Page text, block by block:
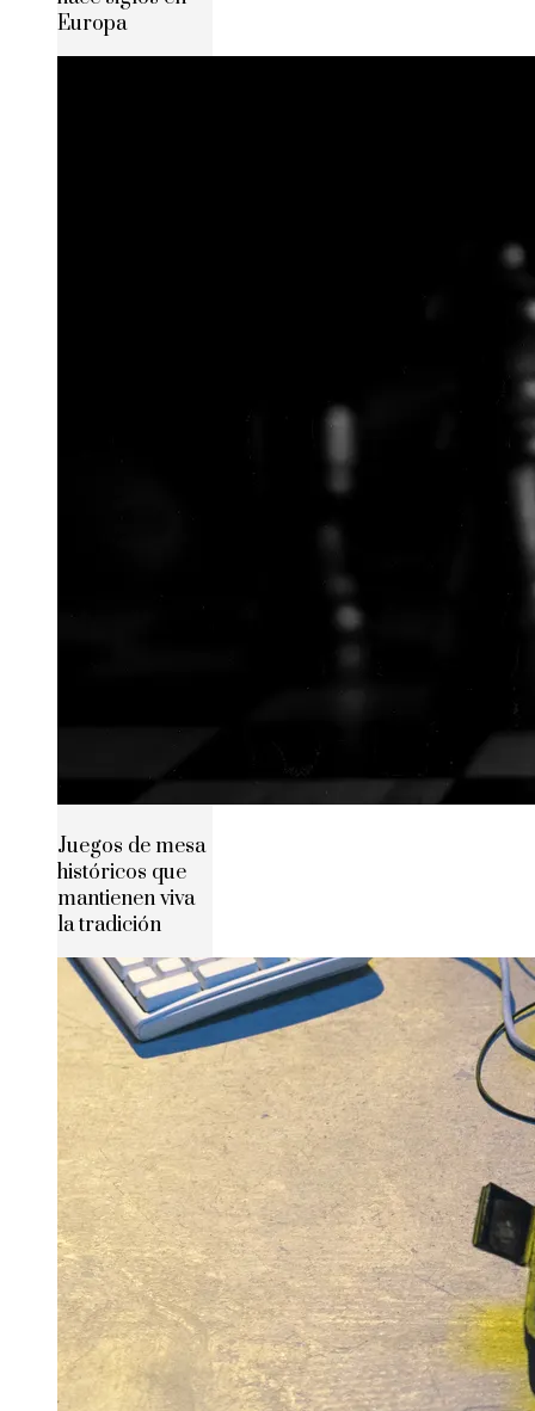
Europa
Juegos de mesa
históricos que
mantienen viva
la tradición